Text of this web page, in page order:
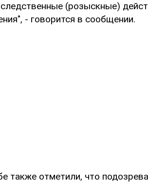
(розыскные)
- говорится в сообщении.
также отметили, что